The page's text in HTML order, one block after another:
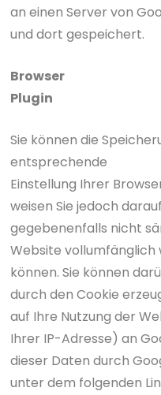
an einen Server von
und dort gespeichert.
Browser
Plugin
Sie können die
entsprechende
Einstellung Ihrer
weisen Sie jedoch
gegebenenfalls nicht
Website vollumfänglich
können. Sie können
durch den Cookie
auf Ihre Nutzung der
Ihrer IP-Adresse) an
dieser Daten durch
unter dem folgenden